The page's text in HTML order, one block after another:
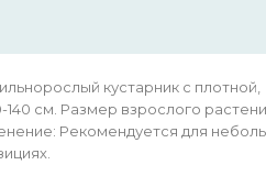
кустарник с плотной,
см. Размер взрослого
Рекомендуется для